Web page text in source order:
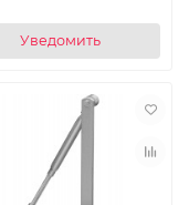
Уведомить